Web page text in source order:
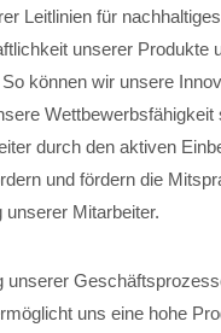
Leitlinien für
unserer Produkte
können wir unsere
Wettbewerbsfähigkeit
durch den aktiven
und fördern die
unserer Mitarbeiter.
unserer
uns eine hohe